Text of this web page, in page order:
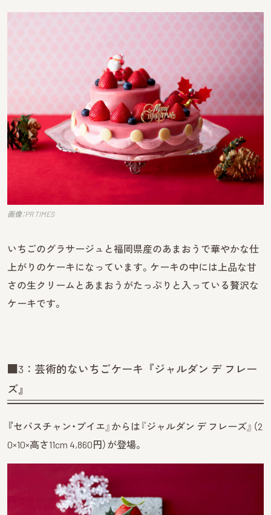
画像：PR TIMES
いちごのグラサージュと福岡県産のあまおうで華やかな仕
上がりのケーキになっています。ケーキの中には上品な甘
さの生クリームとあまおうがたっぷりと入っている贅沢な
ケーキです。
■3：芸術的ないちごケーキ『ジャルダン デ フレー
ズ』
『セバスチャン・ブイエ』からは『ジャルダン デ フレーズ』（2
0×10×高さ11cm 4,860円）が登場。